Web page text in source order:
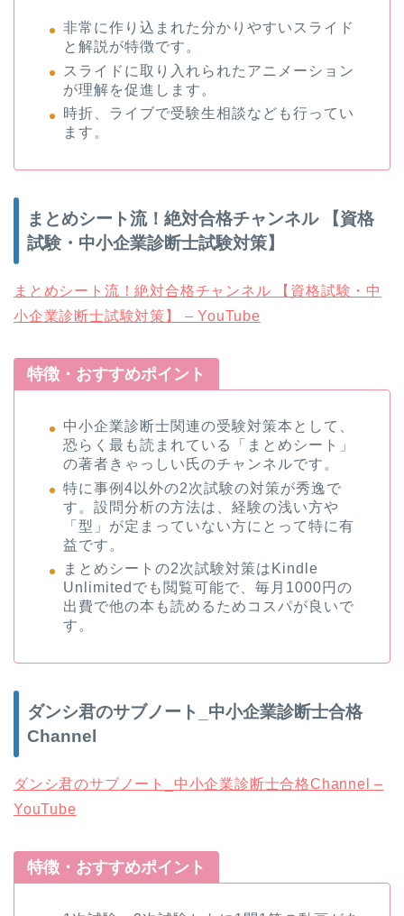
非常に作り込まれた分かりやすいスライド
と解説が特徴です。
スライドに取り入れられたアニメーション
が理解を促進します。
時折、ライブで受験生相談なども行ってい
ます。
まとめシート流！絶対合格チャンネル 【資格
試験・中小企業診断士試験対策】
まとめシート流！絶対合格チャンネル 【資格試験・中
小企業診断士試験対策】 – YouTube
特徴・おすすめポイント
中小企業診断士関連の受験対策本として、
恐らく最も読まれている「まとめシート」
の著者きゃっしい氏のチャンネルです。
特に事例4以外の2次試験の対策が秀逸で
す。設問分析の方法は、経験の浅い方や
「型」が定まっていない方にとって特に有
益です。
まとめシートの2次試験対策はKindle
Unlimitedでも閲覧可能で、毎月1000円の
出費で他の本も読めるためコスパが良いで
す。
ダンシ君のサブノート_中小企業診断士合格
Channel
ダンシ君のサブノート_中小企業診断士合格Channel –
YouTube
特徴・おすすめポイント